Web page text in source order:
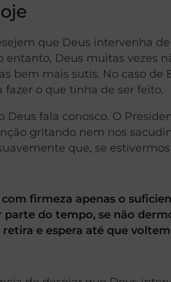
que Deus intervenha
Deus muitas vezes
bem mais sutis. No caso de
fazer o que tinha de ser feito.
fala conosco. O
gritando nem nos
que, se
firmeza apenas o
do tempo, se não
e espera até que